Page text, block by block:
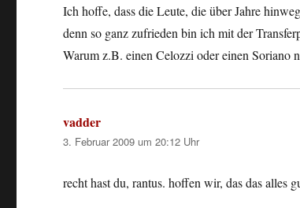
Ich hoffe, dass die Leute, die über Jahre
denn so ganz zufrieden bin ich mit der
Warum z.B. einen Celozzi oder einen Soriano
vadder
3. Februar 2009 um 20:12 Uhr
recht hast du, rantus. hoffen wir, das das alles